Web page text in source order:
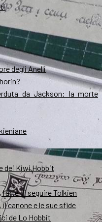
degli Anelli
da Jackson: la morte
dei Kiwi Hobbit
di seguire Tolkien
canone e le sue sfide
de Lo Hobbit